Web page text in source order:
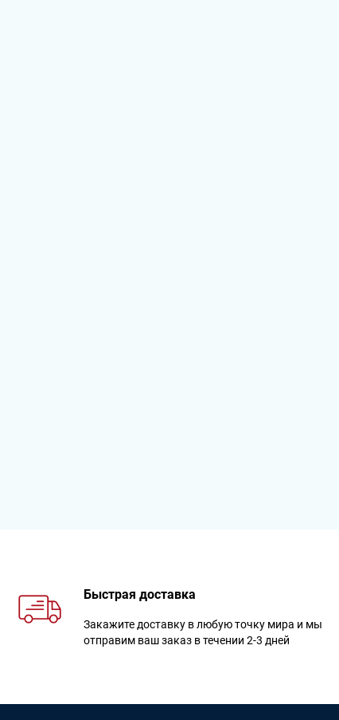
Быстрая доставка
Закажите доставку в любую точку мира и мы
отправим ваш заказ в течении 2-3 дней